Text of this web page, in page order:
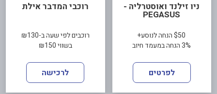
ניו זילנד ואוסטרליה -
PEGASUS
$50 הנחה לנוסע+
3% הנחה במעמד חיוב
לפרטים
רוכבי המדבר אילת
רוכבים לפי שעה ב-₪130
בשווי ₪150
לרכישה